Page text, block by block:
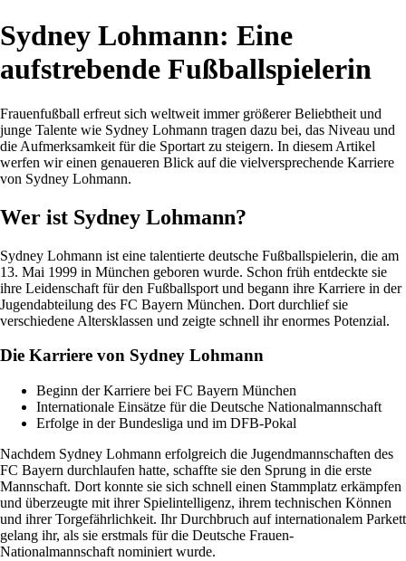
Sydney Lohmann: Eine
aufstrebende Fußballspielerin
Frauenfußball erfreut sich weltweit immer größerer Beliebtheit und
junge Talente wie Sydney Lohmann tragen dazu bei, das Niveau und
die Aufmerksamkeit für die Sportart zu steigern. In diesem Artikel
werfen wir einen genaueren Blick auf die vielversprechende Karriere
von Sydney Lohmann.
Wer ist Sydney Lohmann?
Sydney Lohmann ist eine talentierte deutsche Fußballspielerin, die am
13. Mai 1999 in München geboren wurde. Schon früh entdeckte sie
ihre Leidenschaft für den Fußballsport und begann ihre Karriere in der
Jugendabteilung des FC Bayern München. Dort durchlief sie
verschiedene Altersklassen und zeigte schnell ihr enormes Potenzial.
Die Karriere von Sydney Lohmann
Beginn der Karriere bei FC Bayern München
Internationale Einsätze für die Deutsche Nationalmannschaft
Erfolge in der Bundesliga und im DFB-Pokal
Nachdem Sydney Lohmann erfolgreich die Jugendmannschaften des
FC Bayern durchlaufen hatte, schaffte sie den Sprung in die erste
Mannschaft. Dort konnte sie sich schnell einen Stammplatz erkämpfen
und überzeugte mit ihrer Spielintelligenz, ihrem technischen Können
und ihrer Torgefährlichkeit. Ihr Durchbruch auf internationalem Parkett
gelang ihr, als sie erstmals für die Deutsche Frauen-
Nationalmannschaft nominiert wurde.